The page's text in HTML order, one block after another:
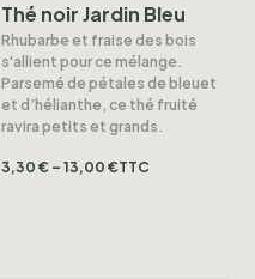
Thé noir Jardin Bleu
Rhubarbe et fraise des bois
s'allient pour ce mélange.
Parsemé de pétales de bleuet
et d’hélianthe, ce thé fruité
ravira petits et grands.
3,30 € – 13,00 €TTC